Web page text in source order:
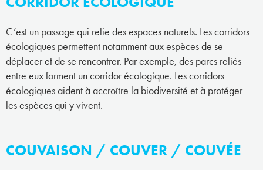
C’est un passage qui relie des espaces naturels. Les corridors
écologiques permettent notamment aux espèces de se
déplacer et de se rencontrer. Par exemple, des parcs reliés
entre eux forment un corridor écologique. Les corridors
écologiques aident à accroître la biodiversité et à protéger
les espèces qui y vivent.
COUVAISON / COUVER / COUVÉE